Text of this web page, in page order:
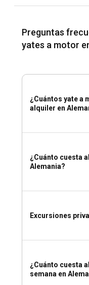
¿Cuáles son las
en Alemania?
excelentes
Marina, Marina
marinas están bien
yate a motor.
Sí, puedes
¿Debería alquilar
Un chárter de yate
asegurando una
Alquila un yate a
Preguntas
yates a motor
¿Cuántos yate a
alquiler en
¿Cuánto cuesta
Alemania?
Excursiones
¿Cuánto cuesta
semana en